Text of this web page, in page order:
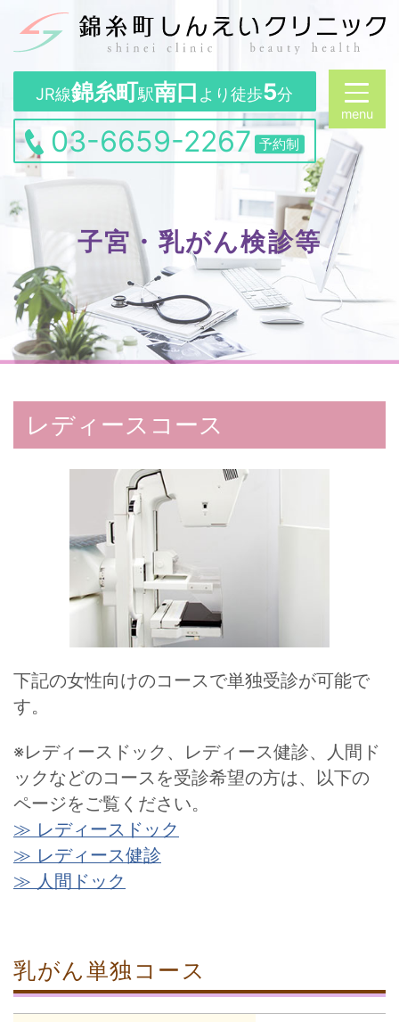
JR線錦糸町駅南口 より徒歩5分
03-6659-2267 予約制
子宮・乳がん検診等
レディースコース
下記の女性向けのコースで単独受診が可能で
す。
※レディースドック、レディース健診、人間ド
ックなどのコースを受診希望の方は、以下の
ページをご覧ください。
≫ レディースドック
≫ レディース健診
≫ 人間ドック
乳がん単独コース